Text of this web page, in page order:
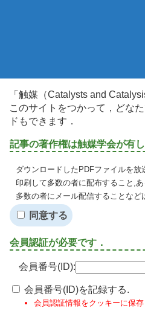
「触媒（Catalysts and
このサイトをつかって，どな
ドもできます．
記事の著作権は触媒学会が有し
ダウンロードしたPDFファイルを
印刷して多数の者に配布すること,あ
多数の者にメール配信することなど
同意する
会員認証が必要です．
会員番号(ID):
会員番号(ID)を記録する.
会員認証情報をクッキーに保